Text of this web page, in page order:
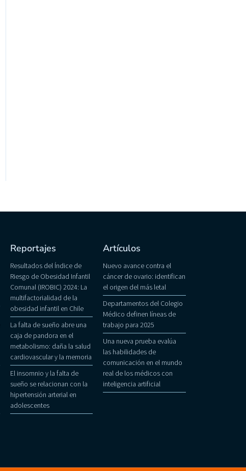
Reportajes
Resultados del Índice de
Riesgo de Obesidad Infantil
Comunal (IROBIC) 2024: La
multifactorialidad de la
obesidad infantil en Chile
La falta de sueño abre una
caja de pandora en el
metabolismo: daña la salud
cardiovascular y la memoria
El insomnio y la falta de
sueño se relacionan con la
hipertensión arterial en
adolescentes
Artículos
Nuevo avance contra el
cáncer de ovario: identifican
el origen del más letal
Departamentos del Colegio
Médico definen líneas de
trabajo para 2025
Una nueva prueba evalúa
las habilidades de
comunicación en el mundo
real de los médicos con
inteligencia artificial